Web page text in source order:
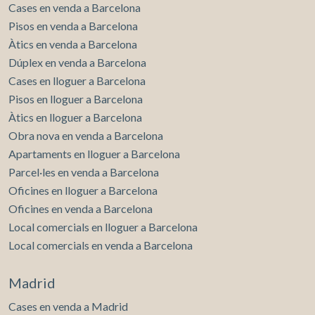
Cases en venda a Barcelona
Pisos en venda a Barcelona
Àtics en venda a Barcelona
Dúplex en venda a Barcelona
Cases en lloguer a Barcelona
Pisos en lloguer a Barcelona
Àtics en lloguer a Barcelona
Obra nova en venda a Barcelona
Apartaments en lloguer a Barcelona
Parcel·les en venda a Barcelona
Oficines en lloguer a Barcelona
Oficines en venda a Barcelona
Local comercials en lloguer a Barcelona
Local comercials en venda a Barcelona
Madrid
Cases en venda a Madrid